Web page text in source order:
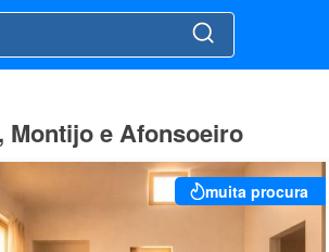
Montijo e Afonsoeiro
muita procura